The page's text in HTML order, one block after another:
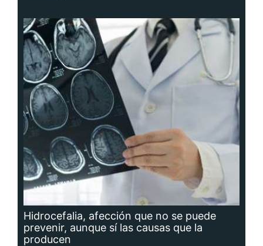
Hidrocefalia, afección que no se puede
prevenir, aunque sí las causas que la
producen